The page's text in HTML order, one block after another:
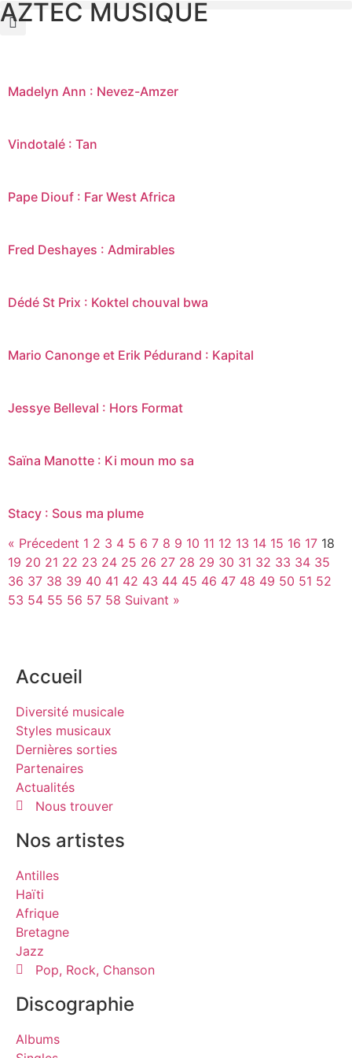
AZTEC MUSIQUE
Madelyn Ann : Nevez-Amzer
Vindotalé : Tan
Pape Diouf : Far West Africa
Fred Deshayes : Admirables
Dédé St Prix : Koktel chouval bwa
Mario Canonge et Erik Pédurand : Kapital
Jessye Belleval : Hors Format
Saïna Manotte : Ki moun mo sa
Stacy : Sous ma plume
« Précedent 1 2 3 4 5 6 7 8 9 10 11 12 13 14 15 16 17 18
19 20 21 22 23 24 25 26 27 28 29 30 31 32 33 34 35
36 37 38 39 40 41 42 43 44 45 46 47 48 49 50 51 52
53 54 55 56 57 58 Suivant »
Accueil
Diversité musicale
Styles musicaux
Dernières sorties
Partenaires
Actualités
Nous trouver
Nos artistes
Antilles
Haïti
Afrique
Bretagne
Jazz
Pop, Rock, Chanson
Discographie
Albums